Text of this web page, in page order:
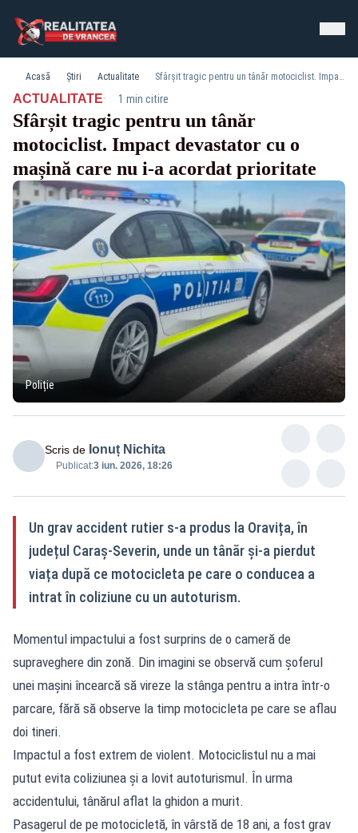
Acasă Știri Actualitate Sfârșit tragic pentru un tânăr motociclist. Impact devastator cu o mașină care nu i-a acordat prioritate
ACTUALITATE· 1 min citire
Sfârșit tragic pentru un tânăr
motociclist. Impact devastator cu o
mașină care nu i-a acordat prioritate
Poliție
Scris de Ionuț Nichita
Publicat:3 iun. 2026, 18:26
Un grav accident rutier s-a produs la Oravița, în
județul Caraș-Severin, unde un tânăr și-a pierdut
viața după ce motocicleta pe care o conducea a
intrat în coliziune cu un autoturism.
Momentul impactului a fost surprins de o cameră de
supraveghere din zonă. Din imagini se observă cum șoferul
unei mașini încearcă să vireze la stânga pentru a intra într-o
parcare, fără să observe la timp motocicleta pe care se aflau
doi tineri.
Impactul a fost extrem de violent. Motociclistul nu a mai
putut evita coliziunea și a lovit autoturismul. În urma
accidentului, tânărul aflat la ghidon a murit.
Pasagerul de pe motocicletă, în vârstă de 18 ani, a fost grav